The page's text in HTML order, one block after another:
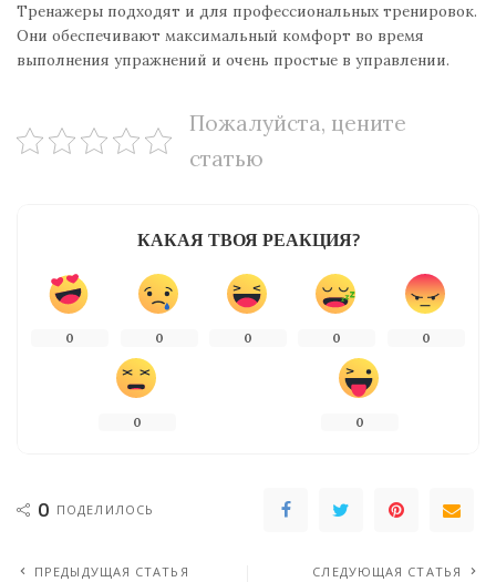
Тренажеры подходят и для профессиональных тренировок.
Они обеспечивают максимальный комфорт во время
выполнения упражнений и очень простые в управлении.
Пожалуйста, цените
статью
КАКАЯ ТВОЯ РЕАКЦИЯ?
0 0 0 0 0
0 0
0 ПОДЕЛИЛОСЬ
ПРЕДЫДУЩАЯ СТАТЬЯ СЛЕДУЮЩАЯ СТАТЬЯ